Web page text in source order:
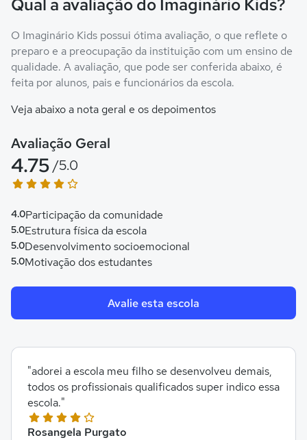
Qual a avaliação do Imaginário Kids?
O Imaginário Kids possui ótima avaliação, o que reflete o
preparo e a preocupação da instituição com um ensino de
qualidade. A avaliação, que pode ser conferida abaixo, é
feita por alunos, pais e funcionários da escola.
Veja abaixo a nota geral e os depoimentos
Avaliação Geral
4.75 /5.0
4.0Participação da comunidade
5.0Estrutura física da escola
5.0Desenvolvimento socioemocional
5.0Motivação dos estudantes
Avalie esta escola
Rosangela Purgato
"adorei a escola meu filho se desenvolveu demais,
todos os profissionais qualificados super indico essa
escola."